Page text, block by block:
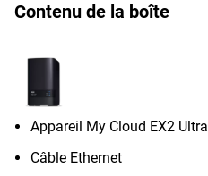
Contenu de la boîte
Appareil My Cloud EX2 Ultra
Câble Ethernet